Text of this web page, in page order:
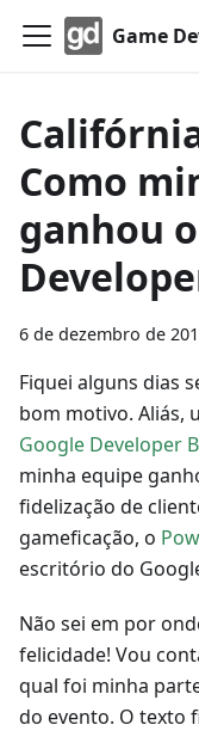
Game
Como
ganhou
6 de dezembro de
Fiquei alguns dias
bom motivo. Aliás,
Google Developer
minha equipe
fidelização de
gameficação, o
escritório do
Não sei em por
felicidade! Vou
qual foi minha
do evento. O texto